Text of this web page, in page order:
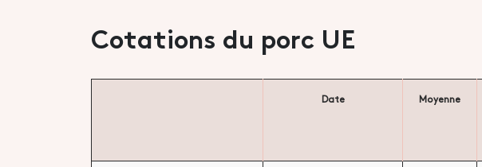
Cotations du porc UE
Date Moyenne